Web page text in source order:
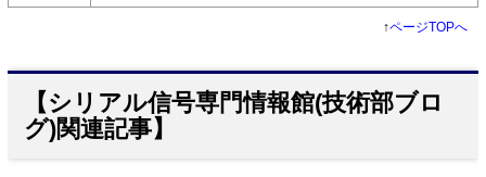
↑ページTOPへ
【シリアル信号専門情報館(技術部ブロ
グ)関連記事】